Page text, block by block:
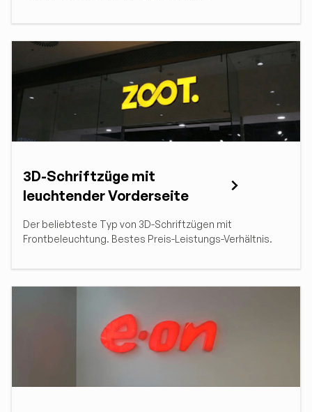
3D-Schriftzüge mit
leuchtender Vorderseite
Der beliebteste Typ von 3D-Schriftzügen mit
Frontbeleuchtung. Bestes Preis-Leistungs-Verhältnis.